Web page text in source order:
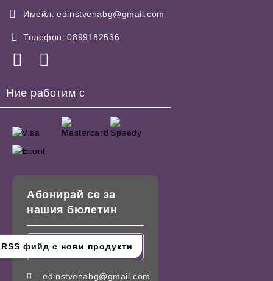
Имейл: edinstvenabg@gmail.com
Телефон: 0899182536
Ние работим с
Абонирай се за
нашия бюлетин
edinstvenabg@gmail.com